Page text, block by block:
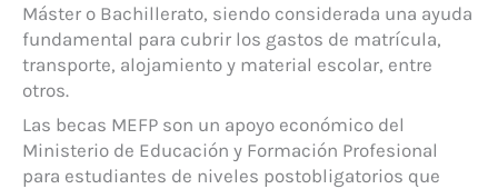
Máster o Bachillerato, siendo considerada una ayuda
fundamental para cubrir los gastos de matrícula,
transporte, alojamiento y material escolar, entre
otros.
Las becas MEFP son un apoyo económico del
Ministerio de Educación y Formación Profesional
para estudiantes de niveles postobligatorios que